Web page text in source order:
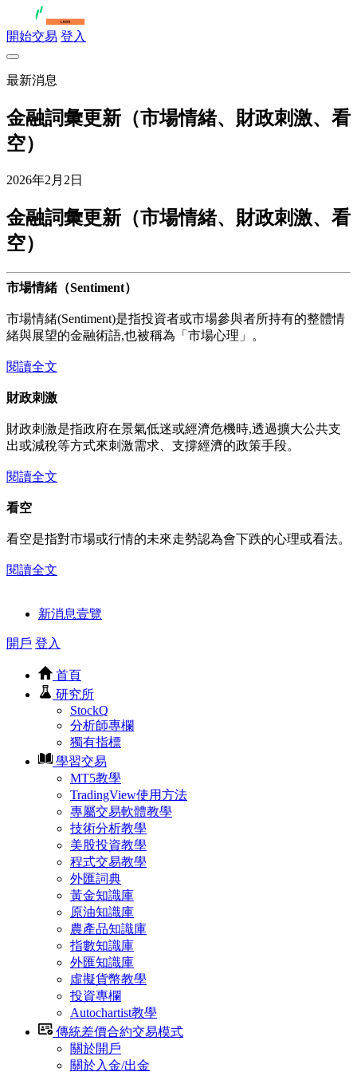
開始交易 登入
最新消息
金融詞彙更新（市場情緒、財政刺激、看
空）
2026年2月2日
金融詞彙更新（市場情緒、財政刺激、看
空）
市場情緒（Sentiment）
市場情緒(Sentiment)是指投資者或市場參與者所持有的整體情
緒與展望的金融術語,也被稱為「市場心理」。
閱讀全文
財政刺激
財政刺激是指政府在景氣低迷或經濟危機時,透過擴大公共支
出或減稅等方式來刺激需求、支撐經濟的政策手段。
閱讀全文
看空
看空是指對市場或行情的未來走勢認為會下跌的心理或看法。
閱讀全文
新消息壹覽
開戶 登入
首頁
研究所
StockQ
分析師專欄
獨有指標
學習交易
MT5教學
TradingView使用方法
專屬交易軟體教學
技術分析教學
美股投資教學
程式交易教學
外匯詞典
黃金知識庫
原油知識庫
農產品知識庫
指數知識庫
外匯知識庫
虛擬貨幣教學
投資專欄
Autochartist教學
傳統差價合約交易模式
關於開戶
關於入金/出金